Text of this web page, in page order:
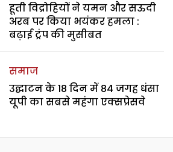
हूती विद्रोहियों ने यमन और सऊदी
अरब पर किया भयंकर हमला :
बढ़ाई ट्रंप की मुसीबत
समाज
उद्घाटन के 18 दिन में 84 जगह धंसा
यूपी का सबसे महंगा एक्सप्रेसवे